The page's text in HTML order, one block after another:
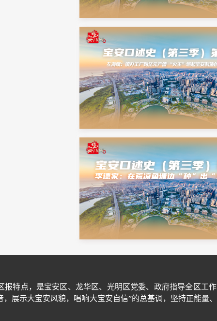
特点，是宝安区、龙华区、光明区党委、政府指导全区工
展示大宝安风貌，唱响大宝安自信”的总基调，坚持正能量